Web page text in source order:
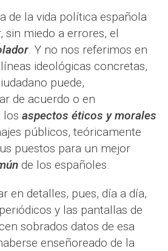
de la vida política española
sin miedo a errores, el
. Y no nos referimos en
ideológicas concretas,
puede,
de acuerdo o en
los aspectos éticos y morales
públicos, teóricamente
puestos para un mejor
de los españoles.
en detalles, pues, día a día,
y las pantallas de
sobrados datos de esa
enseñoreado de la